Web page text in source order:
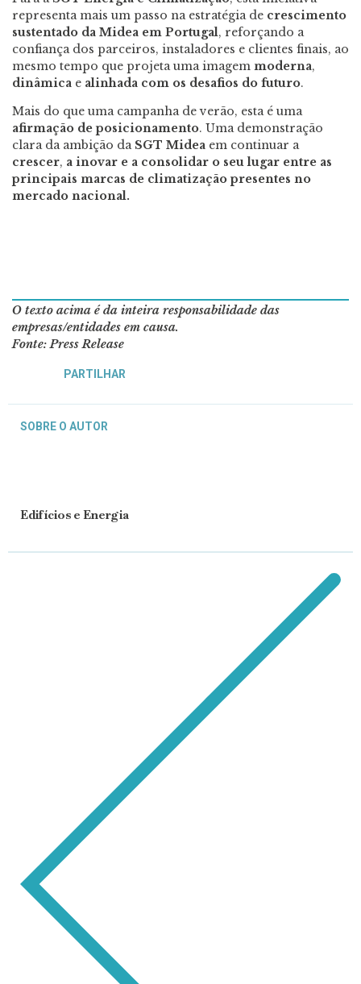
representa mais um passo na estratégia de crescimento
sustentado da Midea em Portugal, reforçando a
confiança dos parceiros, instaladores e clientes finais, ao
mesmo tempo que projeta uma imagem moderna,
dinâmica e alinhada com os desafios do futuro.
Mais do que uma campanha de verão, esta é uma
afirmação de posicionamento. Uma demonstração
clara da ambição da SGT Midea em continuar a
crescer, a inovar e a consolidar o seu lugar entre as
principais marcas de climatização presentes no
mercado nacional.
O texto acima é da inteira responsabilidade das
empresas/entidades em causa.
Fonte: Press Release
PARTILHAR
SOBRE O AUTOR
Edifícios e Energia